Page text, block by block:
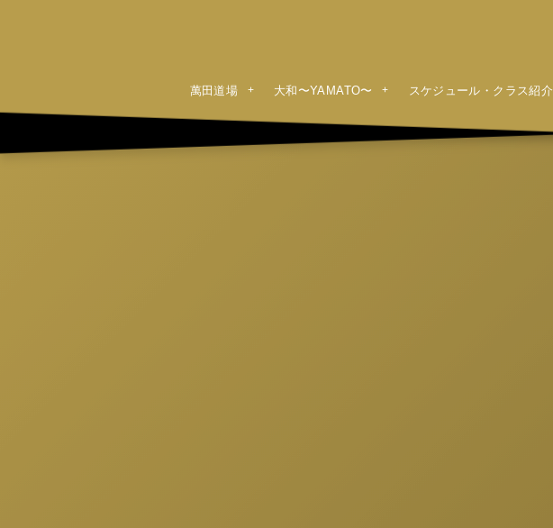
萬田道場 大和〜YAMATO〜 スケジュール・クラス紹介